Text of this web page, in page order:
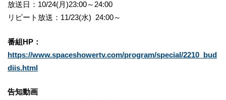
放送日：10/24(月)23:00～24:00
リピート放送：11/23(水) 24:00～
番組HP：
https://www.spaceshowertv.com/program/special/2210_bud
diis.html
告知動画